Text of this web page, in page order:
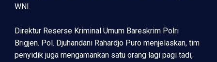
WNI.
Direktur Reserse Kriminal Umum Bareskrim Polri
Brigjen. Pol. Djuhandani Rahardjo Puro menjelaskan, tim
penyidik juga mengamankan satu orang lagi pagi tadi,